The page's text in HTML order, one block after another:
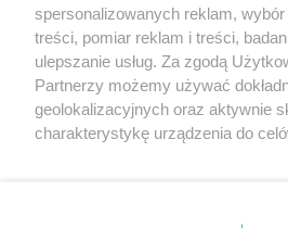
Redakcja Reklama
the:protocol
spersonalizowanych reklam,
treści, pomiar reklam i treści,
ulepszanie usług. Za zgodą
Partnerzy możemy używać
geolokalizacyjnych oraz aktywnie
charakterystykę urządzenia do